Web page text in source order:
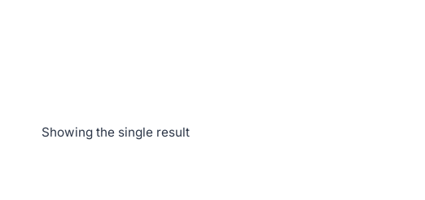
Showing the single result